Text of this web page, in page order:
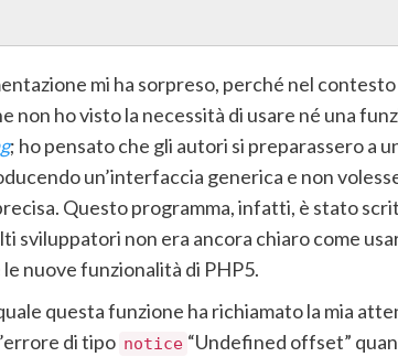
mi ha sorpreso, perché nel contesto
non ho visto la necessità di usare né una
; ho pensato che gli autori si preparassero a
un’interfaccia generica e non
Questo programma, infatti, è stato
sviluppatori non era ancora chiaro come
nuove funzionalità di PHP5.
questa funzione ha richiamato la mia
di tipo notice “Undefined offset”